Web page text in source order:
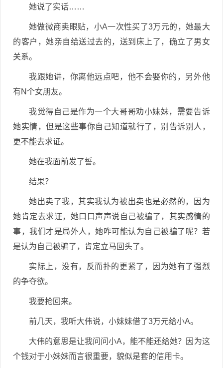
她说了实话……
她做微商卖眼贴，小A一次性买了3万元的，她最大
的客户，她亲自给送过去的，送到床上了，确立了男女
关系。
我跟她讲，你离他远点吧，他不会娶你的，另外他
有N个女朋友。
我觉得自己是作为一个大哥哥劝小妹妹，需要告诉
她实情，但是这些事你自己知道就行了，别告诉别人，
更不能去求证。
她在我面前发了誓。
结果？
她出卖了我，其实我认为被出卖也是必然的，因为
她肯定去求证，她口口声声说自己被骗了，其实感情的
事，我们才是局外人，她咋可能认为自己被骗了呢？若
是认为自己被骗了，肯定立马回头了。
实际上，没有，反而扑的更紧了，因为她有了强烈
的争夺欲。
我要抢回来。
前几天，我听大伟说，小妹妹借了3万元给小A。
大伟的意思是让我问问小A，能不能还给她？因为这
个钱对于小妹妹而言很重要，貌似是套的信用卡。